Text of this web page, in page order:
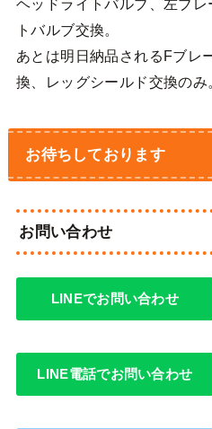
ヘッドライトバルブ、左ブ
トバルブ交換。
あとは明日納品されるFブレ
換、レッグシールド交換のみ
お待ちしております
お問い合わせ
LINEでお問い合わせ
LINE電話でお問い合わせ